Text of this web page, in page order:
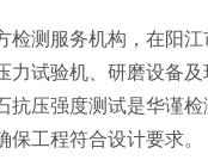
检测服务机构，在阳
力试验机、研磨设备
抗压强度测试是华谨
工程符合设计要求。